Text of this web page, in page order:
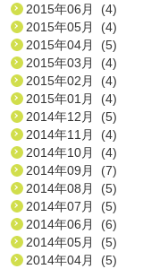
2015年06月 (4)
2015年05月 (4)
2015年04月 (5)
2015年03月 (4)
2015年02月 (4)
2015年01月 (4)
2014年12月 (5)
2014年11月 (4)
2014年10月 (4)
2014年09月 (7)
2014年08月 (5)
2014年07月 (5)
2014年06月 (6)
2014年05月 (5)
2014年04月 (5)